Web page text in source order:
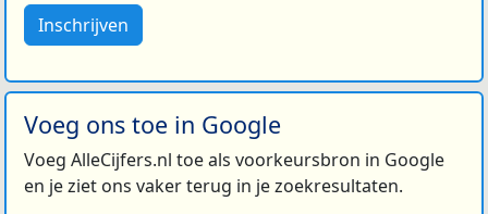
Inschrijven
Voeg ons toe in Google
Voeg AlleCijfers.nl toe als voorkeursbron in Google
en je ziet ons vaker terug in je zoekresultaten.